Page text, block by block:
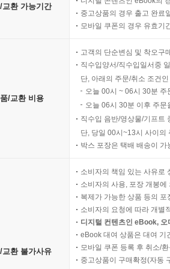
교환 가능기간
중고상품의 경우 출고 완료
모바일 쿠폰의 경우 유효기
/교환 비용
고객의 단순변심 및 착오구
직수입양서/직수입일서중
단, 아래의 주문/취소 조건
오늘 00시 ~ 06시 30분
오늘 06시 30분 이후 주
직수입 음반/영상물/기프트
단, 당일 00시~13시 사이의
박스 포장은 택배 배송이
교환 불가사유
소비자의 책임 있는 사유로
소비자의 사용, 포장 개봉
복제가 가능한 상품 등의
소비자의 요청에 따라 개별
디지털 컨텐츠인 eBook,
eBook 대여 상품은 대여 기
모바일 쿠폰 등록 후 취소/
중고상품이 구매확정(자동